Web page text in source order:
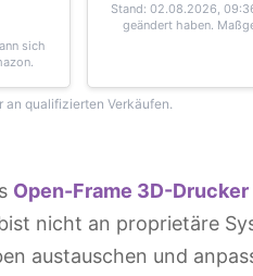
sich
Stand: 02.08.2026,
geändert haben.
qualifizierten Verkäufen.
Open-Frame 3D-Drucker
nicht an proprietäre
austauschen und